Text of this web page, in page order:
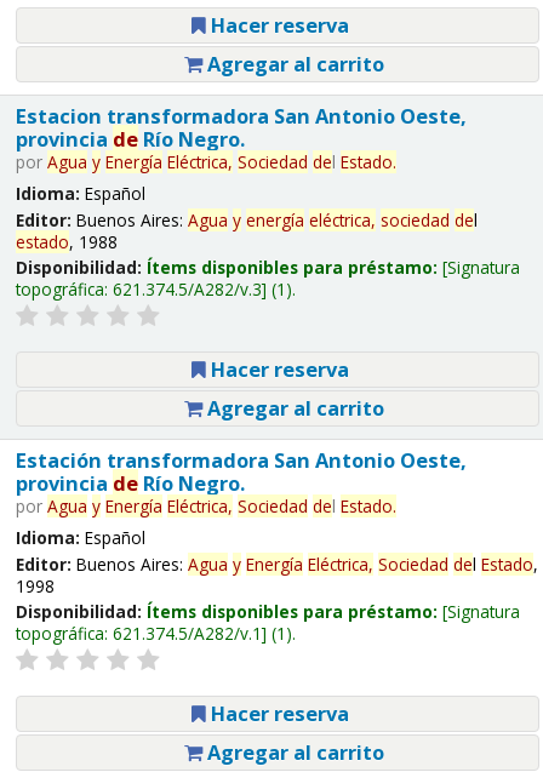
Hacer reserva
Agregar al carrito
Estacion transformadora San Antonio Oeste,
provincia deRío Negro.
por Agua y Energía Eléctrica, Sociedad del Estado.
Idioma: Español
Editor: Buenos Aires: Agua y energía eléctrica, sociedad del
estado, 1988
Disponibilidad: Ítems disponibles para préstamo: Signatura
topográfica: 621.374.5/A282/v.3 (1).
Hacer reserva
Agregar al carrito
Estación transformadora San Antonio Oeste,
provincia deRío Negro.
por Agua y Energía Eléctrica, Sociedad del Estado.
Idioma: Español
Editor: Buenos Aires: Agua y Energía Eléctrica, Sociedad del Estado,
1998
Disponibilidad: Ítems disponibles para préstamo: Signatura
topográfica: 621.374.5/A282/v.1 (1).
Hacer reserva
Agregar al carrito